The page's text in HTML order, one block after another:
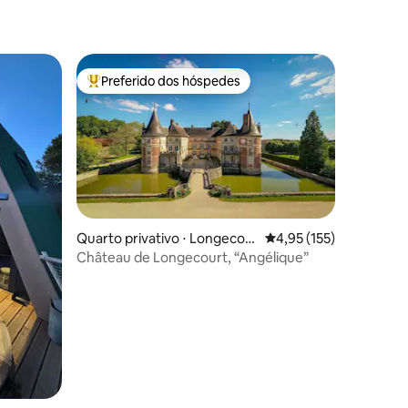
Entre os melhores preferidos dos hóspedes
Preferido dos hóspedes
Quarto privativo ⋅ Longecou
rt-en-Plaine
4,95 de uma avaliação
4,95 (155)
Château de Longecourt, “Angélique”